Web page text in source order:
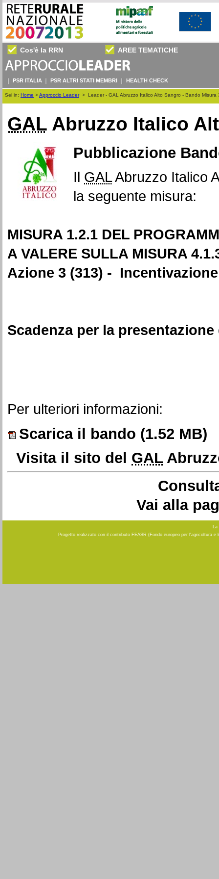
Cos'è la RRN AREE TEMATICHE
PSR ITALIA PSR ALTRI STATI MEMBRI HEALTH CHECK
Sei in: Home >Approccio Leader> Leader - GAL Abruzzo Italico Alto Sangro - Bando Misura
GAL Abruzzo Italico
Pubblicazione
Il GALAbruzzo Italico
la seguente misura:
MISURA 1.2.1 DEL
A VALERE SULLA MISURA
Azione 3 (313) -
Scadenza per la
Per ulteriori informazioni:
Scarica il bando (1.52 MB)
Visita il sito del GAL
Vai alla
La
Progetto realizzato con il contributo FEASR (Fondo europeo per l'agricoltura